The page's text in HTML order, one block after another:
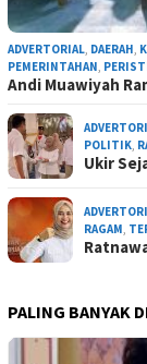
ADVERTORIAL DAERAH
PEMERINTAHAN
Andi Muawiyah
POLITIK
Ukir
RAGAM
PALING BANYAK